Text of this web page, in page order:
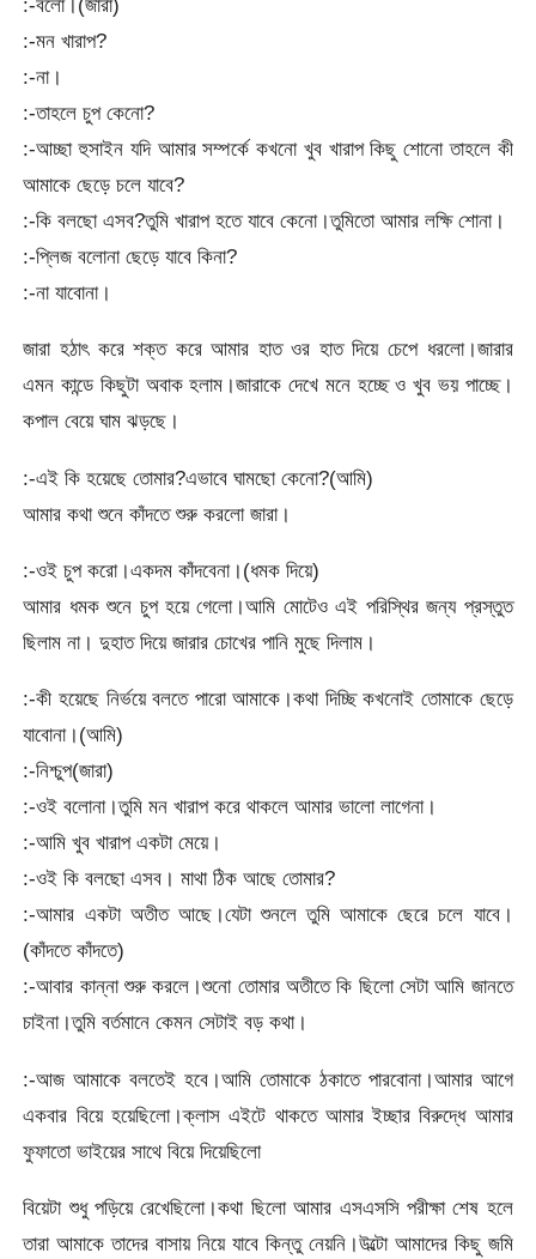
:-বলো।(জারা)
:-মন খারাপ?
:-না।
:-তাহলে চুপ কেনো?
:-আচ্ছা হুসাইন যদি আমার সম্পর্কে কখনো খুব খারাপ কিছু শোনো তাহলে কী
আমাকে ছেড়ে চলে যাবে?
:-কি বলছো এসব?তুমি খারাপ হতে যাবে কেনো।তুমিতো আমার লক্ষি শোনা।
:-প্লিজ বলোনা ছেড়ে যাবে কিনা?
:-না যাবোনা।
জারা হঠাৎ করে শক্ত করে আমার হাত ওর হাত দিয়ে চেপে ধরলো।জারার
এমন কান্ডে কিছুটা অবাক হলাম।জারাকে দেখে মনে হচ্ছে ও খুব ভয় পাচ্ছে।
কপাল বেয়ে ঘাম ঝড়ছে।
:-এই কি হয়েছে তোমার?এভাবে ঘামছো কেনো?(আমি)
আমার কথা শুনে কাঁদতে শুরু করলো জারা।
:-ওই চুপ করো।একদম কাঁদবেনা।(ধমক দিয়ে)
আমার ধমক শুনে চুপ হয়ে গেলো।আমি মোটেও এই পরিস্থির জন্য প্রস্তুত
ছিলাম না। দুহাত দিয়ে জারার চোখের পানি মুছে দিলাম।
:-কী হয়েছে নির্ভয়ে বলতে পারো আমাকে।কথা দিচ্ছি কখনোই তোমাকে ছেড়ে
যাবোনা।(আমি)
:-নিশ্চুপ(জারা)
:-ওই বলোনা।তুমি মন খারাপ করে থাকলে আমার ভালো লাগেনা।
:-আমি খুব খারাপ একটা মেয়ে।
:-ওই কি বলছো এসব। মাথা ঠিক আছে তোমার?
:-আমার একটা অতীত আছে।যেটা শুনলে তুমি আমাকে ছেরে চলে যাবে।
(কাঁদতে কাঁদতে)
:-আবার কান্না শুরু করলে।শুনো তোমার অতীতে কি ছিলো সেটা আমি জানতে
চাইনা।তুমি বর্তমানে কেমন সেটাই বড় কথা।
:-আজ আমাকে বলতেই হবে।আমি তোমাকে ঠকাতে পারবোনা।আমার আগে
একবার বিয়ে হয়েছিলো।ক্লাস এইটে থাকতে আমার ইচ্ছার বিরুদ্ধে আমার
ফুফাতো ভাইয়ের সাথে বিয়ে দিয়েছিলো
বিয়েটা শুধু পড়িয়ে রেখেছিলো।কথা ছিলো আমার এসএসসি পরীক্ষা শেষ হলে
তারা আমাকে তাদের বাসায় নিয়ে যাবে কিন্তু নেয়নি।উল্টো আমাদের কিছু জমি